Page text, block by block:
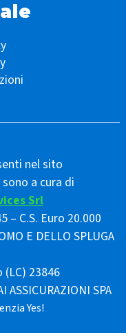
nel sito
a cura di
Srl
– C.S. Euro 20.000
E DELLO SPLUGA
23846
ASSICURAZIONI SPA
Yes!